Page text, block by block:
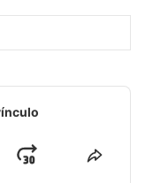
JumpShare